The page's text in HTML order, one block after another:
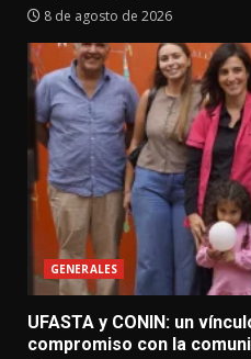
8 de agosto de 2026
GENERALES
UFASTA y CONIN: un
compromiso con la